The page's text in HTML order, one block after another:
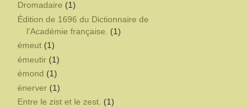
Dromadaire (1)
Édition de 1696 du Dictionnaire de
l'Académie française.
(1)
émeut (1)
émeutir (1)
émond (1)
énerver (1)
Entre le zist et le zest. (1)